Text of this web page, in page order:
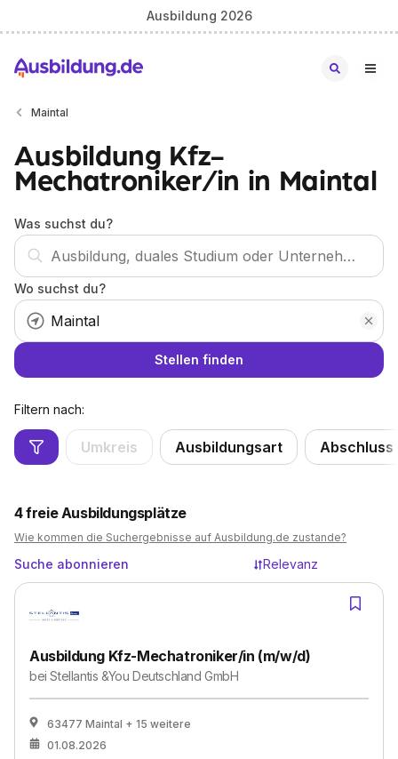
Ausbildung 2026
Maintal
Ausbildung Kfz-
Mechatroniker/in in Maintal
Was suchst du?
Wo suchst du?
Stellen finden
Filtern nach:
Umkreis Ausbildungsart Abschluss
4freie Ausbildungsplätze
Wie kommen die Suchergebnisse auf Ausbildung.de zustande?
Suche abonnieren Relevanz
Ausbildung Kfz-Mechatroniker/in (m/w/d)
beiStellantis &You Deutschland GmbH
63477 Maintal + 15 weitere
01.08.2026